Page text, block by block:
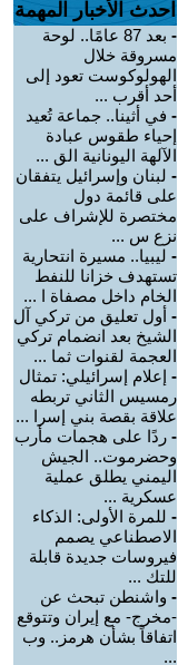
احدث الأخبار المهمة
-
بعد 87 عامًا.. لوحة
مسروقة خلال
الهولوكوست تعود إلى
أحد أقرب ...
- في أثينا.. جماعة تُعيد
إحياء طقوس عبادة
الآلهة اليونانية الق ...
- لبنان وإسرائيل يتفقان
على قائمة دول
مختصرة للإشراف على
نزع س ...
- ليبيا.. مسيرة انتحارية
تستهدف خزانا للنفط
الخام داخل مصفاة ا ...
- أول تعليق من تركي آل
الشيخ بعد انضمام تركي
العجمة لقنوات ثما ...
- إعلام إسرائيلي: تمثال
رمسيس الثاني تربطه
علاقة بقصة بني إسرا ...
- ردًا على هجمات مأرب
وحضرموت.. الجيش
اليمني يطلق عملية
عسكرية ...
- للمرة الأولى: الذكاء
الاصطناعي يصمم
فيروسات جديدة قابلة
للتك ...
- واشنطن تبحث عن
-مخرج- مع إيران وتتوقع
اتفاقاً بشأن هرمز.. وب
...